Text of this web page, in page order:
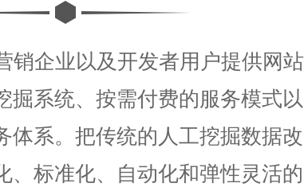
销企业以及开发者用户提供网站
掘系统、按需付费的服务模式以
体系。把传统的人工挖掘数据改
、标准化、自动化和弹性灵活的